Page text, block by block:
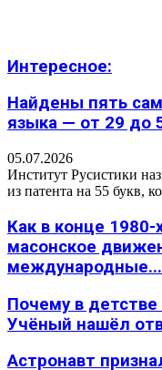
Интересное:
Найдены пять
языка — от 29 до
05.07.2026
Институт Русистики
из патента на 55 букв,
Как в конце
масонское
международные...
Почему в
Учёный нашёл
Астронавт